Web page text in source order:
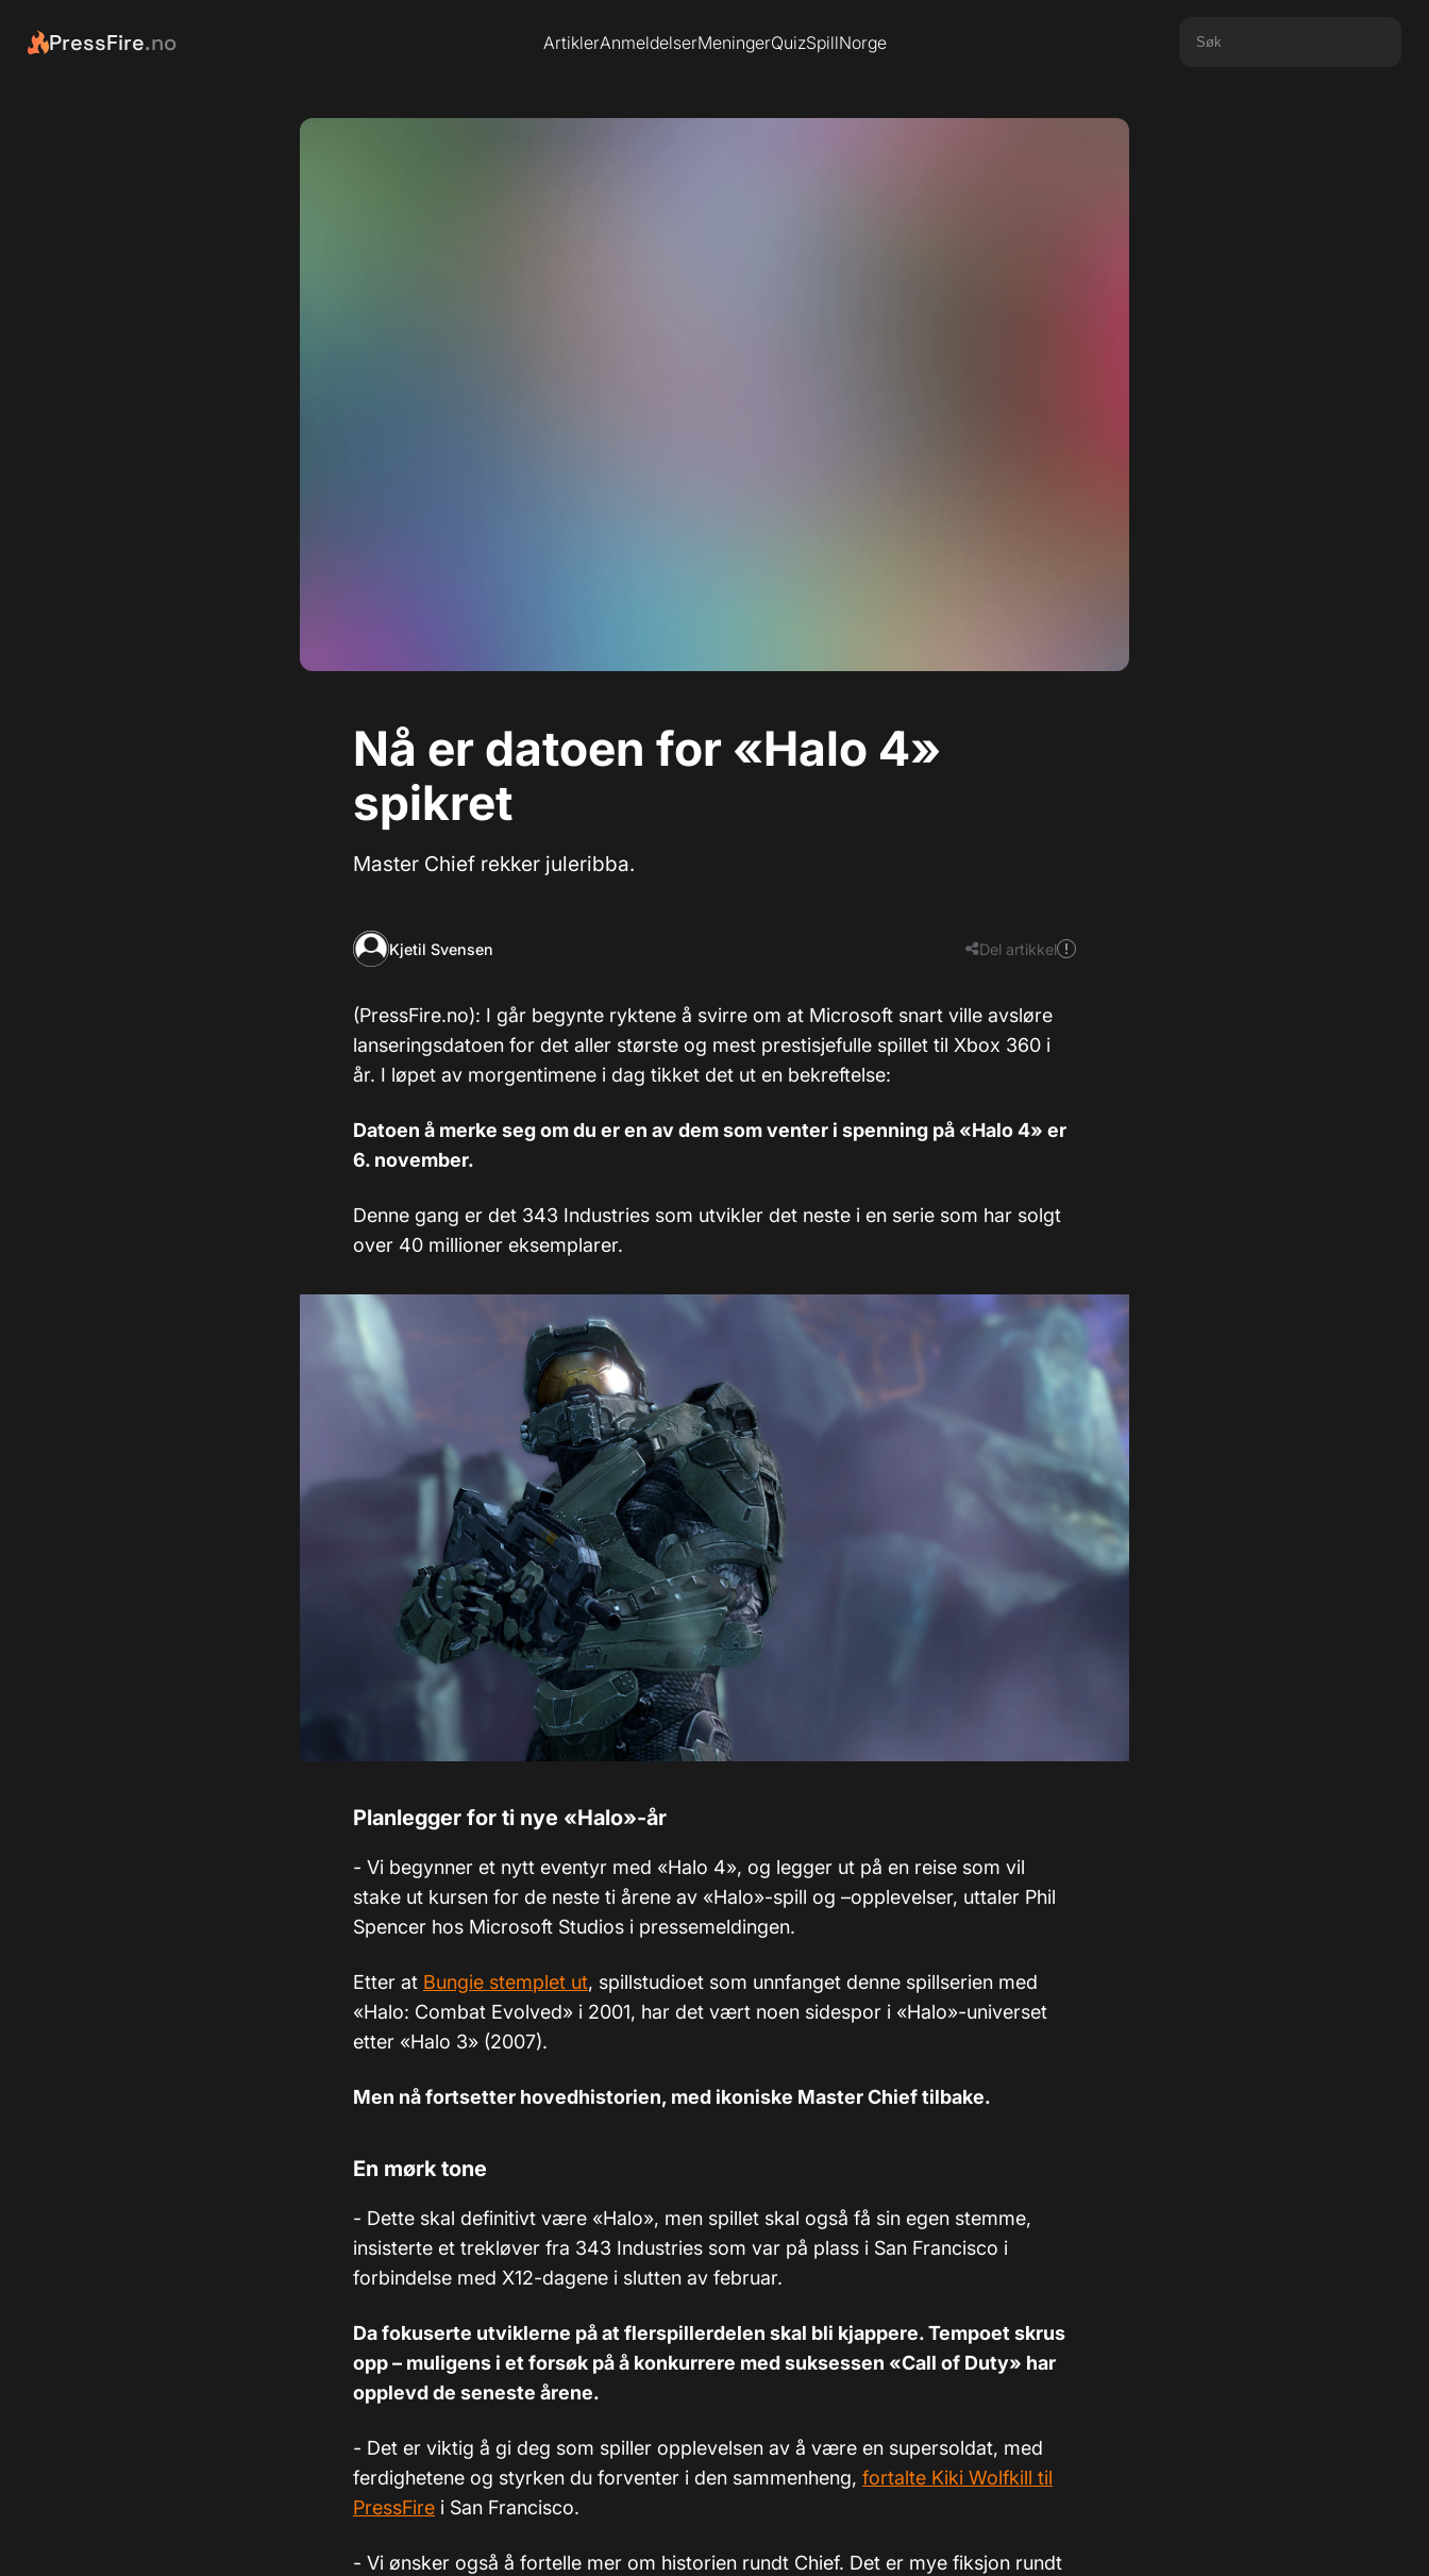
PressFire.no ArtiklerAnmeldelserMeningerQuizSpillNorge
Nå er datoen for «Halo 4»
spikret
Master Chief rekker juleribba.
Kjetil Svensen Del artikkel
(PressFire.no): I går begynte ryktene å svirre om at Microsoft snart ville avsløre
lanseringsdatoen for det aller største og mest prestisjefulle spillet til Xbox 360 i
år. I løpet av morgentimene i dag tikket det ut en bekreftelse:
Datoen å merke seg om du er en av dem som venter i spenning på «Halo 4» er
6. november.
Denne gang er det 343 Industries som utvikler det neste i en serie som har solgt
over 40 millioner eksemplarer.
Planlegger for ti nye «Halo»-år
- Vi begynner et nytt eventyr med «Halo 4», og legger ut på en reise som vil
stake ut kursen for de neste ti årene av «Halo»-spill og –opplevelser, uttaler Phil
Spencer hos Microsoft Studios i pressemeldingen.
Etter at Bungie stemplet ut, spillstudioet som unnfanget denne spillserien med
«Halo: Combat Evolved» i 2001, har det vært noen sidespor i «Halo»-universet
etter «Halo 3» (2007).
Men nå fortsetter hovedhistorien, med ikoniske Master Chief tilbake.
En mørk tone
- Dette skal definitivt være «Halo», men spillet skal også få sin egen stemme,
insisterte et trekløver fra 343 Industries som var på plass i San Francisco i
forbindelse med X12-dagene i slutten av februar.
Da fokuserte utviklerne på at flerspillerdelen skal bli kjappere. Tempoet skrus
opp – muligens i et forsøk på å konkurrere med suksessen «Call of Duty» har
opplevd de seneste årene.
- Det er viktig å gi deg som spiller opplevelsen av å være en supersoldat, med
ferdighetene og styrken du forventer i den sammenheng, fortalte Kiki Wolfkill til
PressFire i San Francisco.
- Vi ønsker også å fortelle mer om historien rundt Chief. Det er mye fiksjon rundt